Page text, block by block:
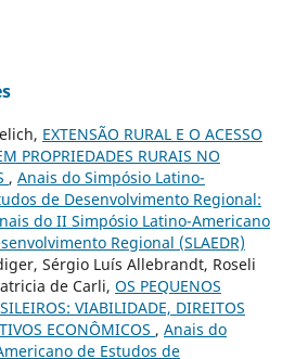
EXTENSÃO RURAL E O ACESSO
PROPRIEDADES RURAIS NO
, Anais do Simpósio Latino-
de Desenvolvimento Regional:
do II Simpósio Latino-Americano
Regional (SLAEDR)
Sérgio Luís Allebrandt, Roseli
de Carli, OS PEQUENOS
VIABILIDADE, DIREITOS
ECONÔMICOS , Anais do
de Estudos de